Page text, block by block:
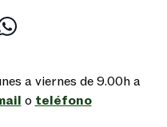
a viernes de 9.00h a
o teléfono